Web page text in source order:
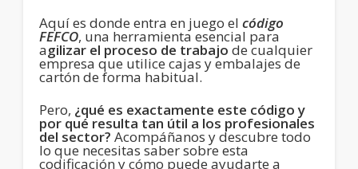
Aquí es donde entra en juego el código
FEFCO, una herramienta esencial para
agilizar el proceso de trabajo de cualquier
empresa que utilice cajas y embalajes de
cartón de forma habitual.
Pero, ¿qué es exactamente este código y
por qué resulta tan útil a los profesionales
del sector? Acompáñanos y descubre todo
lo que necesitas saber sobre esta
codificación y cómo puede ayudarte a